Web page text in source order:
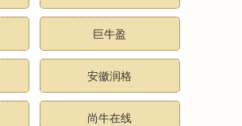
巨牛盈
安徽润格
尚牛在线